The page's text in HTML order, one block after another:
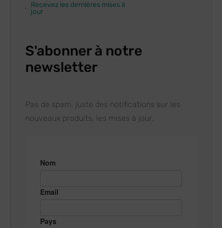
Recevez les dernières mises à
jour
S'abonner à notre
newsletter
Pas de spam, juste des notifications sur les
nouveaux produits, les mises à jour.